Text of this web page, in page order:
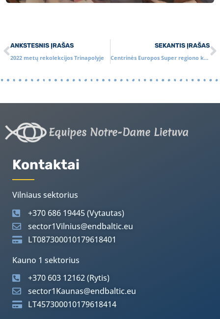
ANKSTESNIS ĮRAŠAS
2022 metų rekolekcijos Trinapolyje
SEKANTIS ĮRAŠAS
Centrinės Europos Super regiono komandų susitikimas. DMK judėjimo 20-ties metų jubiliejus Lenkijoje
Equipes Notre-Dame Lietuva
Kontaktai
Vilniaus sektorius
+370 686 19445 (Vytautas)
sector1Vilnius@endbaltic.eu
LT087300010179618401
Kauno 1 sektorius
+370 603 12162 (Rytis)
sector1Kaunas@endbaltic.eu
LT457300010179618414